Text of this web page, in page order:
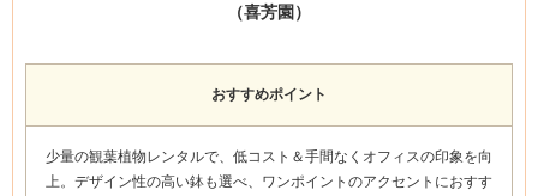
（喜芳園）
おすすめポイント
少量の観葉植物レンタルで、低コスト＆手間なくオフィスの印象を向
上。 デザイン性の高い鉢も選べ、ワンポイントのアクセント におすす